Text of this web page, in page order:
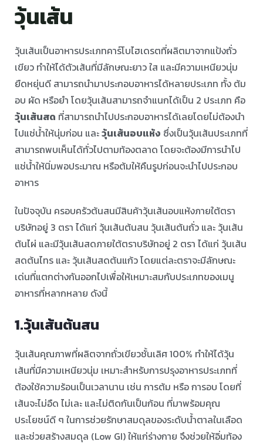
วุ้นเส้น
วุ้นเส้นเป็นอาหารประเภทคาร์โบไฮเดรตที่ผลิตมาจากแป้งถั่ว
เขียว ทำให้ได้ตัวเส้นที่มีลักษณะยาว ใส และมีความเหนียวนุ่ม
ยืดหยุ่นดี สามารถนำมาประกอบอาหารได้หลายประเภท ทั้ง ต้ม
อบ ผัด หรือยำ โดยวุ้นเส้นสามารถจำแนกได้เป็น 2 ประเภท คือ
วุ้นเส้นสด ที่สามารถนำไปประกอบอาหารได้เลยโดยไม่ต้องนำ
ไปแช่น้ำให้นุ่มก่อน และวุ้นเส้นอบแห้ง ซึ่งเป็นวุ้นเส้นประเภทที่
สามารถพบเห็นได้ทั่วไปตามท้องตลาด โดยจะต้องมีการนำไป
แช่น้ำให้นิ่มพอประมาณ หรือต้มให้คืนรูปก่อนจะนำไปประกอบ
อาหาร ⠀ ⠀
ในปัจจุบัน ครอบครัวต้นสนมีสินค้าวุ้นเส้นอบแห้งภายใต้ตรา
บริษัทอยู่ 3 ตรา ได้แก่ วุ้นเส้นต้นสน วุ้นเส้นต้นถั่ว และ วุ้นเส้น
ต้นไผ่ และมีวุ้นเส้นสดภายใต้ตราบริษัทอยู่ 2 ตรา ได้แก่ วุ้นเส้น
สดต้นไทร และ วุ้นเส้นสดต้นแก้ว โดยแต่ละตราจะมีลักษณะ
เด่นที่แตกต่างกันออกไปเพื่อให้เหมาะสมกับประเภทของเมนู
อาหารที่หลากหลาย ดังนี้ ⠀ ⠀
1.วุ้นเส้นต้นสน
วุ้นเส้นคุณภาพที่ผลิตจากถั่วเขียวชั้นเลิศ 100% ทำให้ได้วุ้น
เส้นที่มีความเหนียวนุ่ม เหมาะสำหรับการปรุงอาหารประเภทที่
ต้องใช้ความร้อนเป็นเวลานาน เช่น การต้ม หรือ การอบ โดยที่
เส้นจะไม่อืด ไม่เละ และไม่ติดกันเป็นก้อน ที่มาพร้อมคุณ
ประโยชน์ดี ๆ ในการช่วยรักษาสมดุลของระดับน้ำตาลในเลือด
และช่วยสร้างสมดุล (Low GI) ให้แก่ร่างกาย จึงช่วยให้อิ่มท้อง